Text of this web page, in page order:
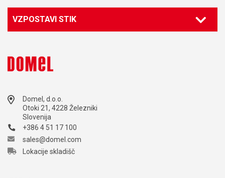
VZPOSTAVI STIK
Domel, d.o.o.
Otoki 21, 4228 Železniki
Slovenija
+386 4 51 17 100
sales@domel.com
Lokacije skladišč